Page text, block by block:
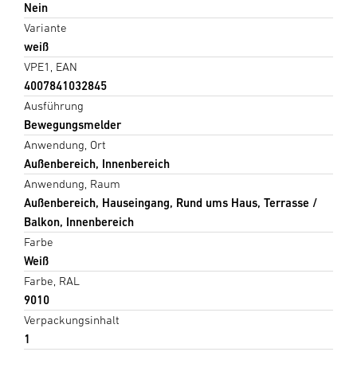
Nein
Variante
weiß
VPE1, EAN
4007841032845
Ausführung
Bewegungsmelder
Anwendung, Ort
Außenbereich, Innenbereich
Anwendung, Raum
Außenbereich, Hauseingang, Rund ums Haus, Terrasse /
Balkon, Innenbereich
Farbe
Weiß
Farbe, RAL
9010
Verpackungsinhalt
1